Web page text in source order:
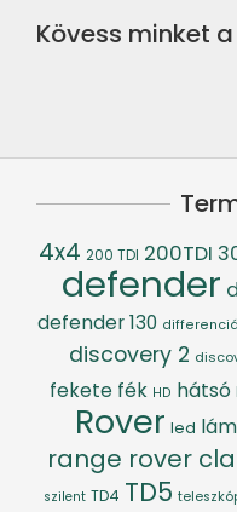
Kövess minket
4x4 200 TDI 200TDI
defender
defender 130
discovery 2
fekete fék HD hátsó
Rover led
range rover
szilent TD4 TD5